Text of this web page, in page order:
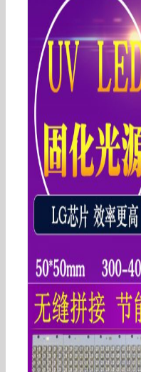
点光源led_uvled小